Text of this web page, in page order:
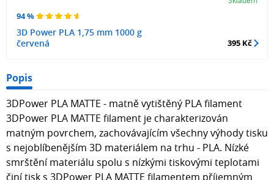
94 %
3D Power PLA 1,75 mm 1000 g
červená
395 Kč
Popis
3DPower PLA MATTE - matně vytištěný PLA filament
3DPower PLA MATTE filament je charakterizován
matným povrchem, zachovávajícím všechny výhody tisku
s nejoblíbenějším 3D materiálem na trhu - PLA. Nízké
smrštění materiálu spolu s nízkými tiskovými teplotami
činí tisk s 3DPower PLA MATTE filamentem příjemným